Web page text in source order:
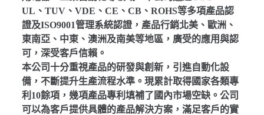
UL、TUV、VDE、CE、CB、ROHS等多項產品認
證及ISO9001管理系統認證，產品行銷北美、歐洲、
東南亞、中東、澳洲及南美等地區，廣受的應用與認
可，深受客戶信賴。
本公司十分重視產品的研發與創新，引進自動化設
備，不斷提升生產流程水準。現累計取得國家各類專
利10餘項，幾項產品專利填補了國內市場空缺。公司
可以為客戶提供具體的產品解決方案，滿足客戶的實